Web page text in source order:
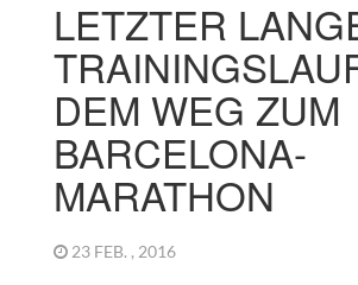
LETZTER
DEM WEG ZUM
BARCELONA-
MARATHON
23 FEB. , 2016